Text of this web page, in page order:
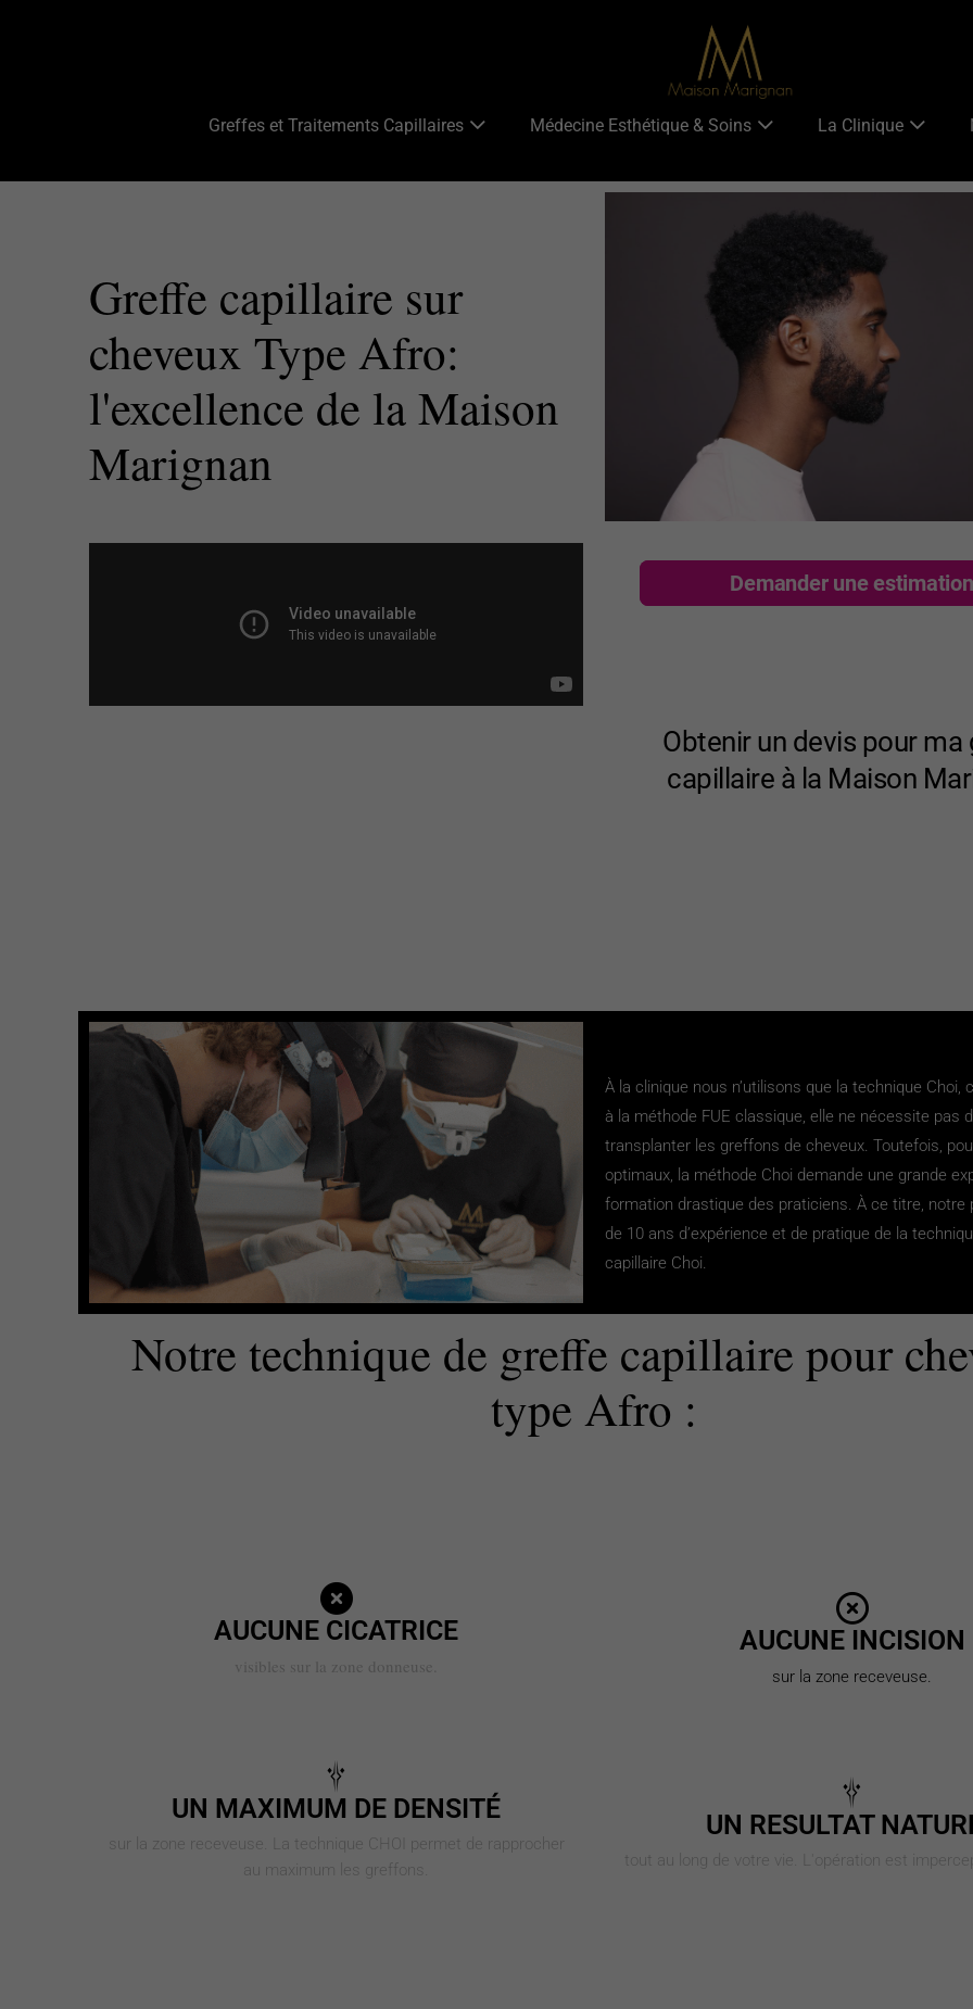
Greffes et Traitements Capillaires Médecine Esthétique & Soins La Clinique
Greffe capillaire sur
cheveux Type Afro:
l'excellence de la Maison
Marignan
À la clinique nous n’utilisons que la technique Choi,
à la méthode FUE classique, elle ne nécessite pas
transplanter les greffons de cheveux. Toutefois,
optimaux, la méthode Choi demande une grande
formation drastique des praticiens. À ce titre, notre
de 10 ans d’expérience et de pratique de la
capillaire Choi.
Notre technique de greffe capillaire pour
type Afro :
AUCUNE CICATRICE
visibles sur la zone donneuse.
UN MAXIMUM DE DENSITÉ
sur la zone receveuse. La technique CHOI permet de rapprocher
au maximum les greffons.
AUCUNE INCISION
sur la zone receveuse.
UN RESULTAT
tout au long de votre vie. L'opération est